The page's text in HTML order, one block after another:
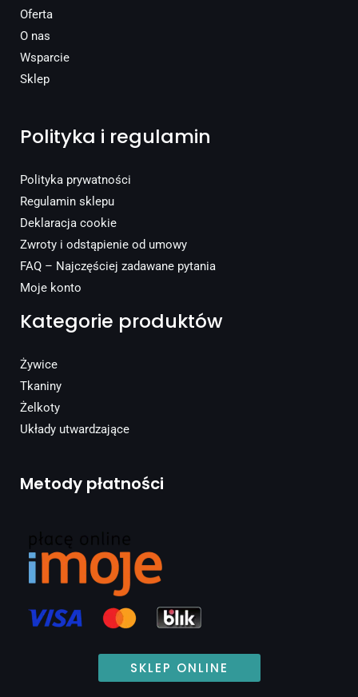
Oferta
O nas
Wsparcie
Sklep
Polityka i regulamin
Polityka prywatności
Regulamin sklepu
Deklaracja cookie
Zwroty i odstąpienie od umowy
FAQ – Najczęściej zadawane pytania
Moje konto
Kategorie produktów
Żywice
Tkaniny
Żelkoty
Układy utwardzające
Metody płatności
SKLEP ONLINE